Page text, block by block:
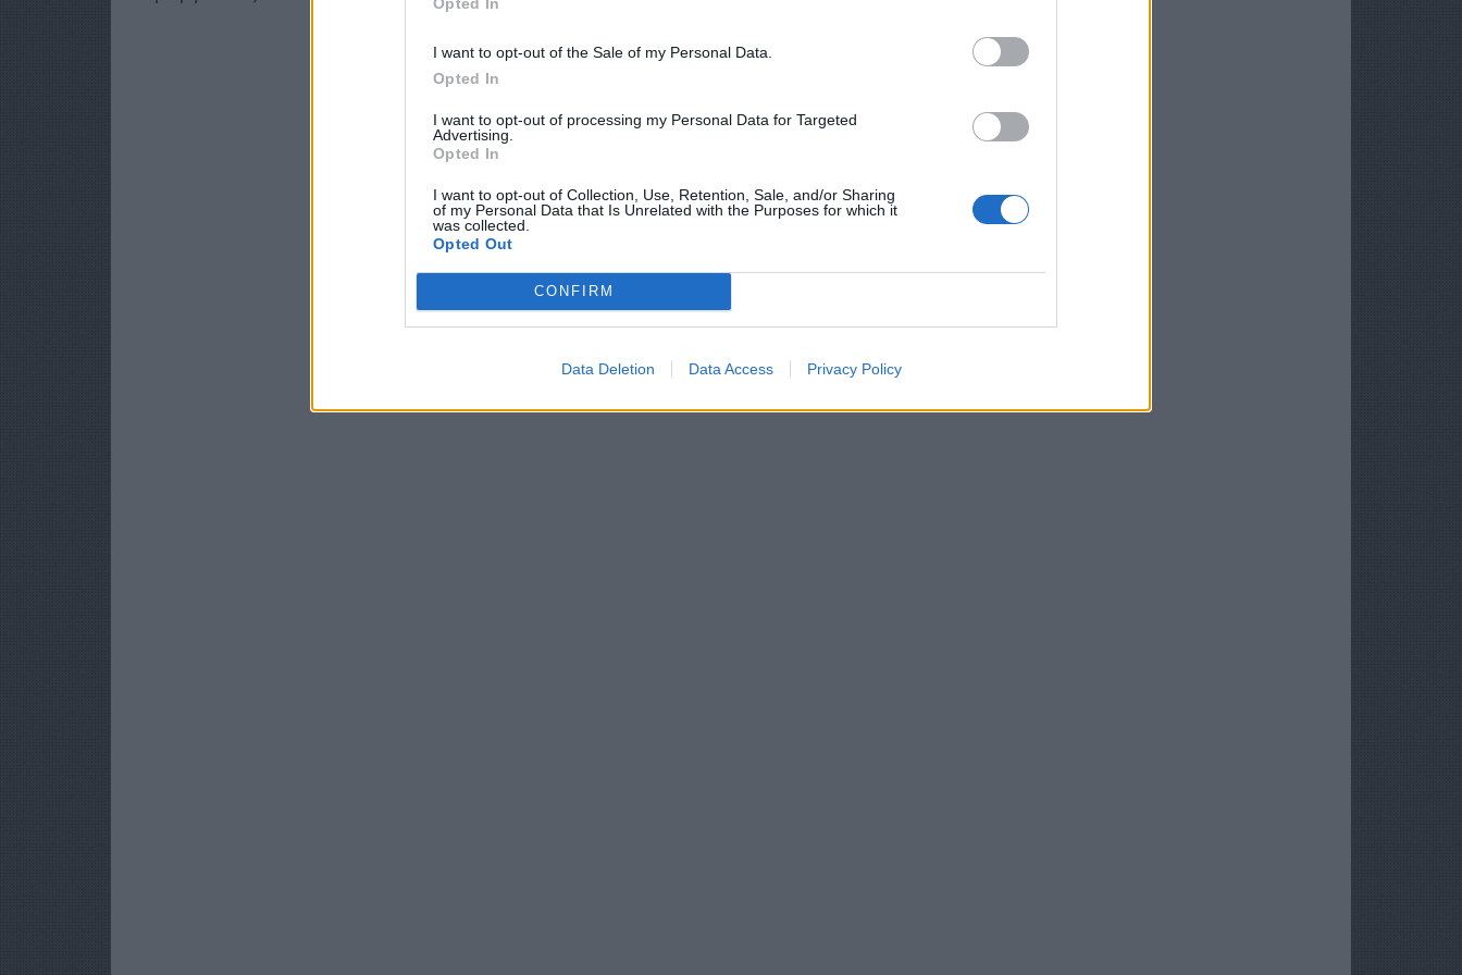
I want to opt-out of the Sale of my Personal Data.
Opted In
I want to opt-out of processing my Personal Data for Targeted
Advertising.
Opted In
I want to opt-out of Collection, Use, Retention, Sale, and/or Sharing
of my Personal Data that Is Unrelated with the Purposes for which it
was collected.
Opted Out
CONFIRM
Data Deletion Data Access Privacy Policy